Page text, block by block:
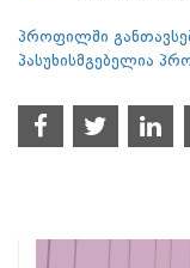
პროფილში
პასუხისმგებელია